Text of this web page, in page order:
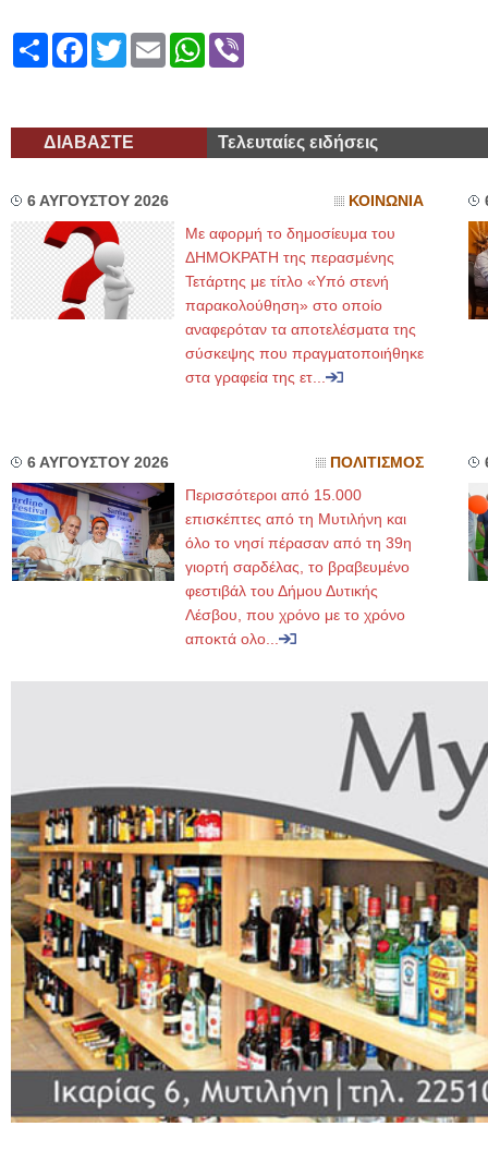
ShareFacebook
TwitterEmailWhatsApp
ΔΙΑΒΑΣΤΕ Τελευταίες ειδήσεις
6 ΑΥΓΟΥΣΤΟΥ 2026 ΚΟΙΝΩΝΙΑ
Με αφορμή το δημοσίευμα του
ΔΗΜΟΚΡΑΤΗ της περασμένης
Τετάρτης με τίτλο «Υπό στενή
παρακολούθηση» στο οποίο
αναφερόταν τα αποτελέσματα της
σύσκεψης που πραγματοποιήθηκε
στα γραφεία της ετ...
6 ΑΥΓΟΥΣΤΟΥ 2026 ΠΟΛΙΤΙΣΜΟΣ
Περισσότεροι από 15.000
επισκέπτες από τη Μυτιλήνη και
όλο το νησί πέρασαν από τη 39η
γιορτή σαρδέλας, το βραβευμένο
φεστιβάλ του Δήμου Δυτικής
Λέσβου, που χρόνο με το χρόνο
αποκτά ολο...